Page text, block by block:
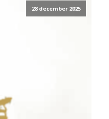
28 december 2025